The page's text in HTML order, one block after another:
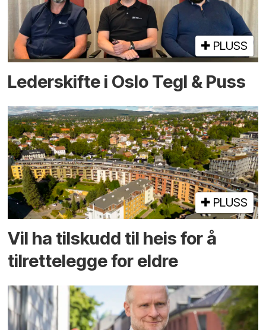
PLUSS
Lederskifte i Oslo Tegl & Puss
PLUSS
Vil ha tilskudd til heis for å
tilrettelegge for eldre